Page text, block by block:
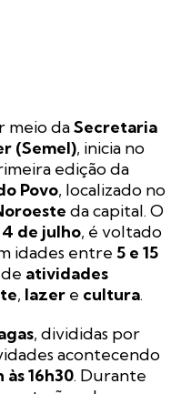
meio daSecretaria
(Semel), inicia no
edição da
Povo, localizado no
da capital. O
4 de julho, é voltado
idades entre 5 e 15
atividades
, lazer e cultura.
, divididas por
acontecendo
às 16h30. Durante